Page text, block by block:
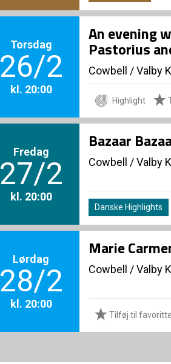
Torsdag
26/2
kl. 20:00
An evening
Pastorius
Cowbell /Valby
Highlight
Fredag
27/2
kl. 20:00
Bazaar
Cowbell /Valby
Danske Highlights
Lørdag
28/2
kl. 20:00
Marie
Cowbell /Valby
Tilføj til